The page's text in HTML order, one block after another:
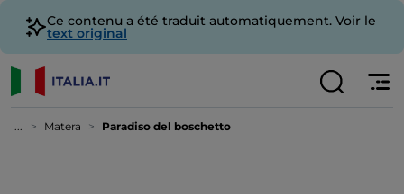
Ce contenu a été traduit automatiquement. Voir le
text original
... Matera Paradiso del boschetto